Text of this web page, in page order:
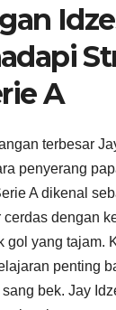
A
terbesar
penyerang
A dikenal
dengan
gol yang tajam.
penting
bek. Jay